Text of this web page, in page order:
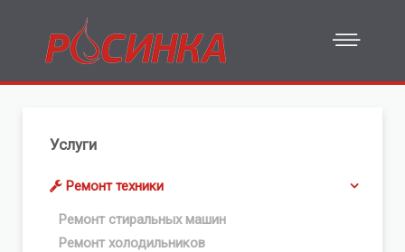
Услуги
Ремонт техники
Ремонт стиральных машин
Ремонт холодильников